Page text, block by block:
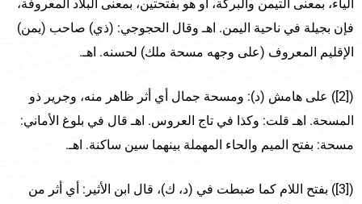
الياء، بمعنى التيمن والبركة، أو هو بفتحتين، بمعنى البلاد المعروفة،
فإن بجيلة في ناحية اليمن. اهـ وقال الحجوجي: (ذي) صاحب (يمن)
الإقليم المعروف (على وجهه مسحة ملك) لحسنه. اهـ.
([2]) على هامش (د): ومسحة جمال أي أثر ظاهر منه، وجرير ذو
المسحة. اهـ قلت: وكذا في تاج العروس. اهـ قال في بلوغ الأماني:
مسحة: بفتح الميم والحاء المهملة بينهما سين ساكنة. اهـ.
([3]) بفتح اللام كما ضبطت في (د، ك)، قال ابن الأثير: أي أثر من